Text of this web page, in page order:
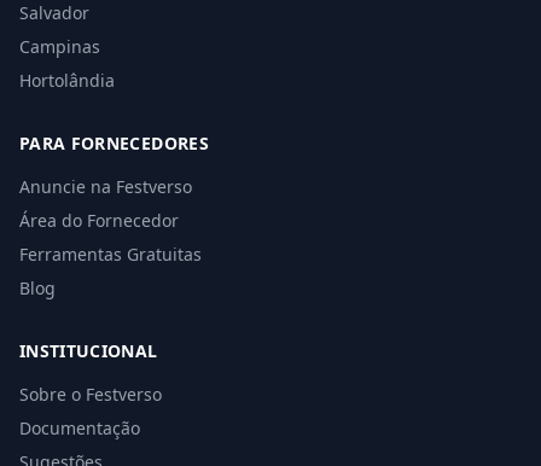
Salvador
Campinas
Hortolândia
PARA FORNECEDORES
Anuncie na Festverso
Área do Fornecedor
Ferramentas Gratuitas
Blog
INSTITUCIONAL
Sobre o Festverso
Documentação